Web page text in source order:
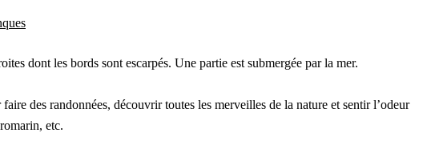
dont les bords sont escarpés. Une partie est submergée par la mer.
des randonnées, découvrir toutes les merveilles de la nature et sentir l’odeur
etc.